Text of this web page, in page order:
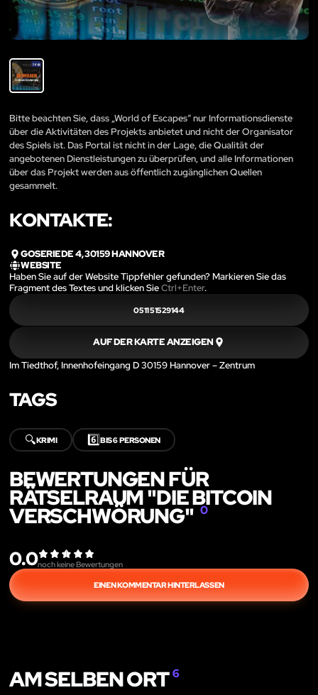
Bitte beachten Sie, dass „World of Escapes“ nur Informationsdienste
über die Aktivitäten des Projekts anbietet und nicht der Organisator
des Spiels ist. Das Portal ist nicht in der Lage, die Qualität der
angebotenen Dienstleistungen zu überprüfen, und alle Informationen
über das Projekt werden aus öffentlich zugänglichen Quellen
gesammelt.
KONTAKTE:
GOSERIEDE 4, 30159 HANNOVER
WEBSITE
Haben Sie auf der Website Tippfehler gefunden? Markieren Sie das
Fragment des Textes und klicken SieCtrl+Enter.
0511 51529144
AUF DER KARTE ANZEIGEN
Im Tiedthof, Innenhofeingang D 30159 Hannover – Zentrum
TAGS
🔍KRIMI 6️⃣BIS 6 PERSONEN
BEWERTUNGEN FÜR
RÄTSELRAUM "DIE BITCOIN
VERSCHWÖRUNG"0
0.0noch keine Bewertungen
EINEN KOMMENTAR HINTERLASSEN
AM SELBEN ORT6